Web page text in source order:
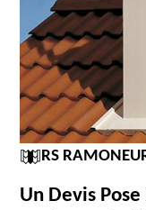
RS
Un Devis